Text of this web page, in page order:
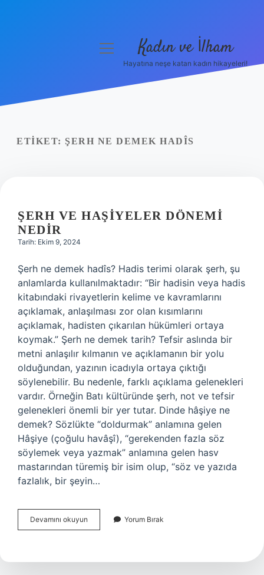
Yasal Uyarı
menüyü
Kadın ve İlham
Hayatına neşe katan kadın hikayeleri!
ETIKET: ŞERH NE DEMEK HADÎS
ŞERH VE HAŞIYELER DÖNEMI
NEDIR
Tarih: Ekim 9, 2024
Şerh ne demek hadîs? Hadis terimi olarak şerh, şu
anlamlarda kullanılmaktadır: “Bir hadisin veya hadis
kitabındaki rivayetlerin kelime ve kavramlarını
açıklamak, anlaşılması zor olan kısımlarını
açıklamak, hadisten çıkarılan hükümleri ortaya
koymak.” Şerh ne demek tarih? Tefsir aslında bir
metni anlaşılır kılmanın ve açıklamanın bir yolu
olduğundan, yazının icadıyla ortaya çıktığı
söylenebilir. Bu nedenle, farklı açıklama gelenekleri
vardır. Örneğin Batı kültüründe şerh, not ve tefsir
gelenekleri önemli bir yer tutar. Dinde hâşiye ne
demek? Sözlükte “doldurmak” anlamına gelen
Hâşiye (çoğulu havâşî), “gerekenden fazla söz
söylemek veya yazmak” anlamına gelen hasv
mastarından türemiş bir isim olup, “söz ve yazıda
fazlalık, bir şeyin…
Devamını okuyun
Ve
Nedir
Yorum Bırak